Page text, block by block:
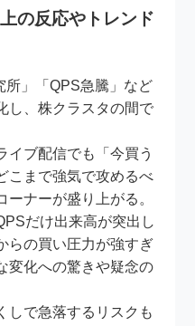
の反応やトレンド
所」「QPS急騰」など
し、株クラスタの間で
イブ配信でも「今買う
こまで強気で攻めるべ
ーナーが盛り上がる。
だけ出来高が突出し
らの買い圧力が強すぎ
変化への驚きや疑念の
しで急落するリスクも